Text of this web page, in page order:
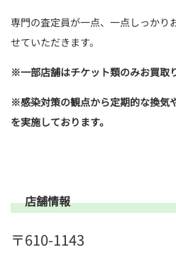
専門の査定員が一点、一点しっかり
せていただきます。
※一部店舗はチケット類のみお買取
※感染対策の観点から定期的な換気
を実施しております。
店舗情報
〒610-1143